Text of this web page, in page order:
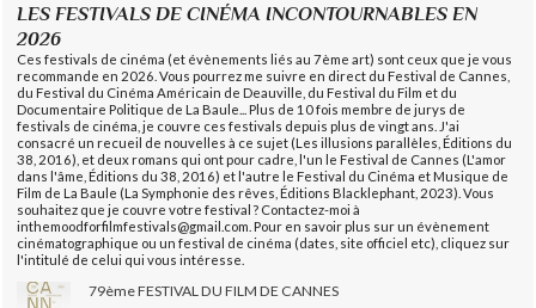
LES FESTIVALS DE CINÉMA INCONTOURNABLES EN
2026
Ces festivals de cinéma (et évènements liés au 7ème art) sont ceux que je vous
recommande en 2026. Vous pourrez me suivre en direct du Festival de Cannes,
du Festival du Cinéma Américain de Deauville, du Festival du Film et du
Documentaire Politique de La Baule... Plus de 10 fois membre de jurys de
festivals de cinéma, je couvre ces festivals depuis plus de vingt ans. J'ai
consacré un recueil de nouvelles à ce sujet (Les illusions parallèles, Éditions du
38, 2016), et deux romans qui ont pour cadre, l'un le Festival de Cannes (L'amor
dans l'âme, Éditions du 38, 2016) et l'autre le Festival du Cinéma et Musique de
Film de La Baule (La Symphonie des rêves, Éditions Blacklephant, 2023). Vous
souhaitez que je couvre votre festival ? Contactez-moi à
inthemoodforfilmfestivals@gmail.com. Pour en savoir plus sur un évènement
cinématographique ou un festival de cinéma (dates, site officiel etc), cliquez sur
l'intitulé de celui qui vous intéresse.
79ème FESTIVAL DU FILM DE CANNES